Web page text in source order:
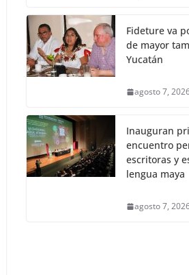
Fideture va
de mayor
Yucatán
agosto 7,
Inauguran
encuentro
escritoras y
lengua maya
agosto 7,